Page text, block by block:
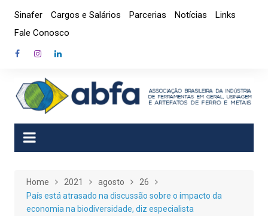
content
Sinafer Cargos e Salários Parcerias Notícias
Links
Fale Conosco
Home 2021 agosto
26
País está atrasado na discussão sobre o impacto da
economia na biodiversidade, diz especialista